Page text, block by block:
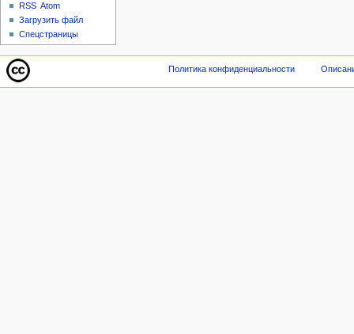
RSS Atom
Загрузить файл
Спецстраницы
Политика конфиденциальности